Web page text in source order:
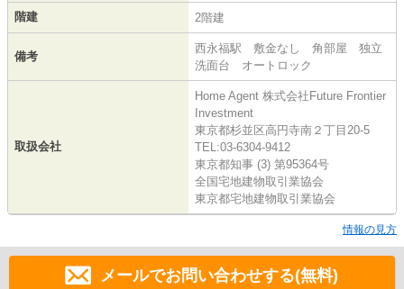
階建 2階建
備考
西永福駅 敷金なし 角部屋 独立
洗面台 オートロック
取扱会社
Home Agent 株式会社Future Frontier
Investment
東京都杉並区高円寺南２丁目20-5
TEL:03-6304-9412
東京都知事 (3) 第95364号
全国宅地建物取引業協会
東京都宅地建物取引業協会
情報の見方
メールでお問い合わせする(無料)